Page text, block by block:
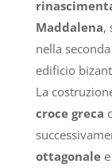
Maddalena,
nella
edificio
La
croce greca
ottagonalee